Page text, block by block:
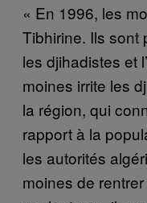
« En 1996, les
Tibhirine. Ils sont
les djihadistes et
moines irrite les
la région, qui
rapport à la
les autorités
moines de